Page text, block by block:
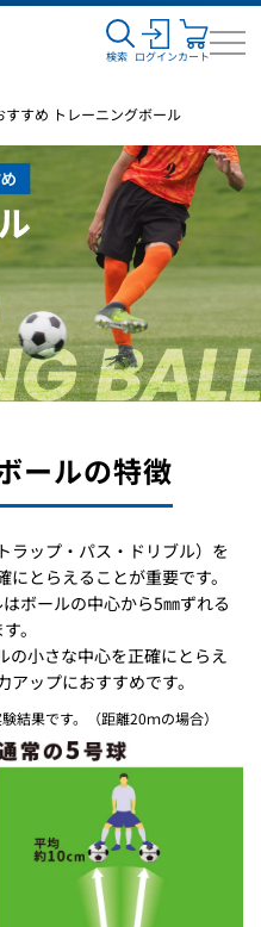
検索 ログインカート
すめ トレーニングボール
ールの特徴
ラップ・パス・ドリブル）を
とらえることが重要です。
ボールの中心から5㎜ずれる
。
の小さな中心を正確にとらえ
ップにおすすめです。
結果です。（距離20ｍの場合）